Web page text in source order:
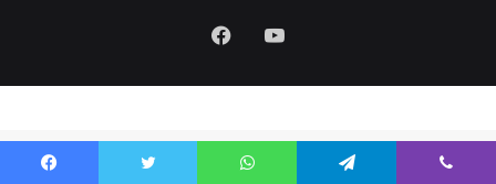
FacebookYouTube
margin-bottom: 40px;}